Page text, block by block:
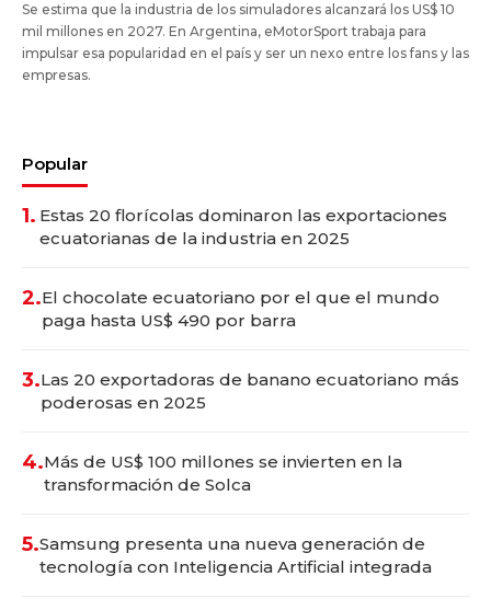
Se estima que la industria de los simuladores alcanzará los US$ 10
mil millones en 2027. En Argentina, eMotorSport trabaja para
impulsar esa popularidad en el país y ser un nexo entre los fans y las
empresas.
Popular
1. Estas 20 florícolas dominaron las exportaciones
ecuatorianas de la industria en 2025
2.El chocolate ecuatoriano por el que el mundo
paga hasta US$ 490 por barra
3.Las 20 exportadoras de banano ecuatoriano más
poderosas en 2025
4.Más de US$ 100 millones se invierten en la
transformación de Solca
5.Samsung presenta una nueva generación de
tecnología con Inteligencia Artificial integrada